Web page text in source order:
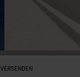
VERSENDEN